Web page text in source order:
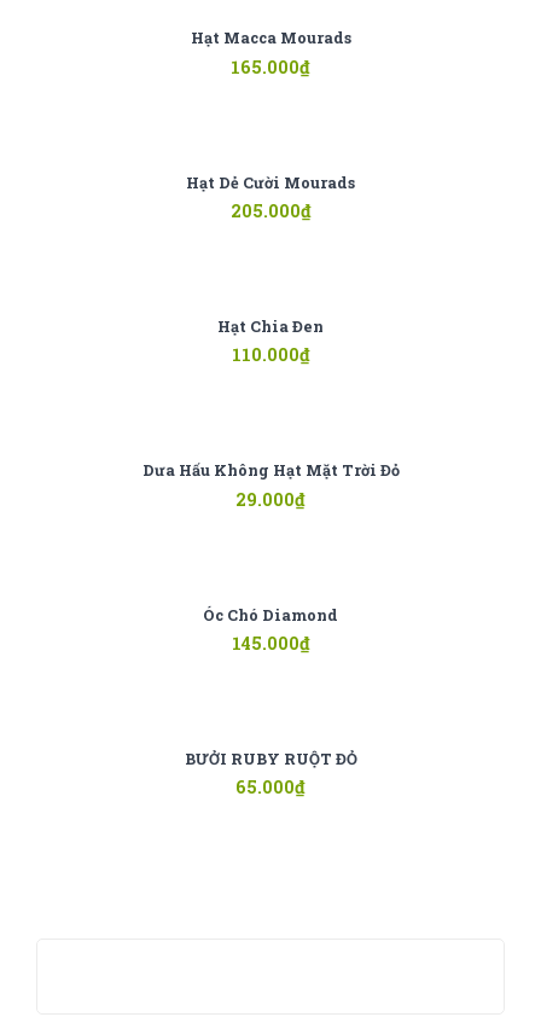
Hạt Macca Mourads
165.000₫
Hạt Dẻ Cười Mourads
205.000₫
Hạt Chia Đen
110.000₫
Dưa Hấu Không Hạt Mặt Trời Đỏ
29.000₫
Óc Chó Diamond
145.000₫
BƯỞI RUBY RUỘT ĐỎ
65.000₫